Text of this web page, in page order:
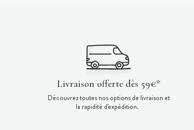
Livraison offerte dès 59€*
Découvrez toutes nos options de livraison et
la rapidité d'expédition.